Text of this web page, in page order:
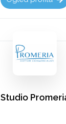
Studio